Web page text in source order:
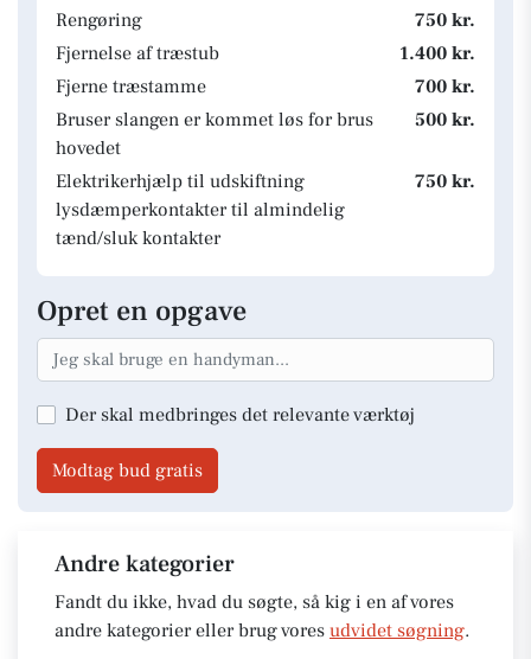
Rengøring
750 kr.
Fjernelse af træstub
1.400 kr.
Fjerne træstamme
700 kr.
Bruser slangen er kommet løs for brus
hovedet
500 kr.
Elektrikerhjælp til udskiftning
lysdæmperkontakter til almindelig
tænd/sluk kontakter
750 kr.
Opret en opgave
Der skal medbringes det relevante værktøj
Modtag bud gratis
Andre kategorier
Fandt du ikke, hvad du søgte, så kig i en af vores
andre kategorier eller brug vores udvidet søgning.